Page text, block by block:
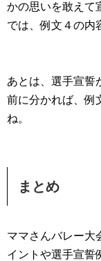
かの思いを敢えて
では、例文４の内
あとは、選手宣誓
前に分かれば、例
ね。
まとめ
ママさんバレー大
イントや選手宣誓